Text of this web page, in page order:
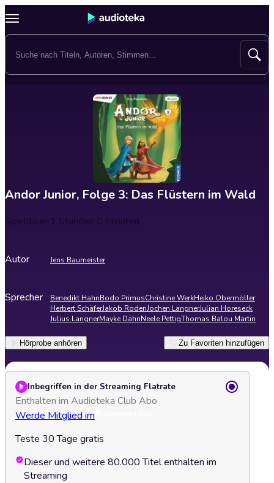
Andor Junior, Folge 3: Das Flüstern im Wald
Spieldauer1 Stunden 0 Minuten
Autor Jens Baumeister
Sprecher Benedikt HahnBodo PrimusChristine WerkHeiko Obermöller
Herbert SchäferJakob RodenJochen LangnerJulian Horeseck
Julius LangnerMayke DähnNeele PettigThomas Balou Martin
Hörprobe anhören Zu Favoriten hinzufügen
Inbegriffen in der Streaming Flatrate
Enthalten im Audioteka Club Abo
Werde Mitglied im
Teste 30 Tage gratis
Dieser und weitere 80.000 Titel enthalten im
Streaming